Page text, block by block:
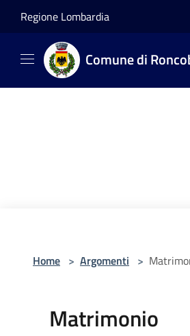
Regione Lombardia
Comune di
Home > Argomenti >
Matrimonio